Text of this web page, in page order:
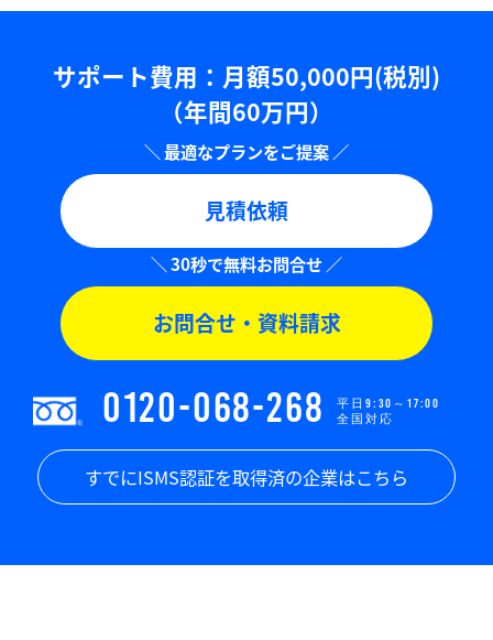
サポート費用：⽉額50,000円(税別)
（年間60万円）
見積依頼
お問合せ・資料請求
0120-068-268
平日9:30～17:00
全国対応
すでにISMS認証を取得済の企業はこちら